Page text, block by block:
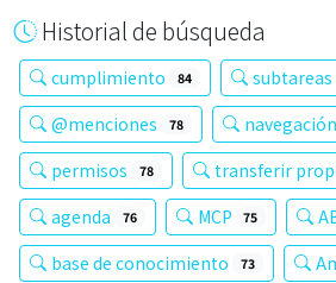
Historial de búsqueda
cumplimiento 84 subtareas
@menciones 78 navegación
permisos 78 transferir
agenda 76 MCP 75
base de conocimiento 73